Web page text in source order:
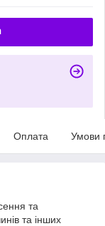
Оплата Умови
та
та інших